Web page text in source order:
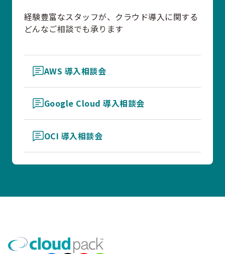
経験豊富なスタッフが、クラウド導入に関する
どんなご相談でも承ります
AWS 導入相談会
Google Cloud 導入相談会
OCI 導入相談会